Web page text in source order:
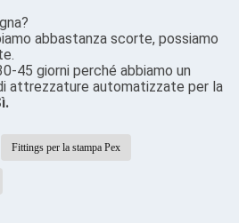
abbastanza scorte, possiamo
45 giorni perché abbiamo un
attrezzature automatizzate per la
Fittings per la stampa Pex